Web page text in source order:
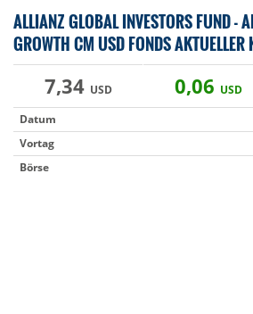
ALLIANZ GLOBAL INVESTORS FUND -
GROWTH CM USD FONDS AKTUELLER
7,34 USD 0,06 USD
Datum
Vortag
Börse